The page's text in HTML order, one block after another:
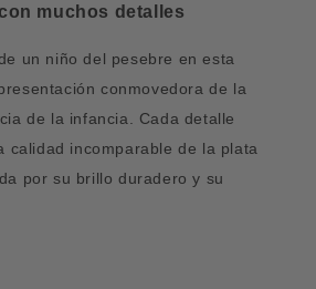
muchos detalles
un niño del pesebre en esta
conmovedora de la
de la infancia. Cada detalle
calidad incomparable de la plata
por su brillo duradero y su